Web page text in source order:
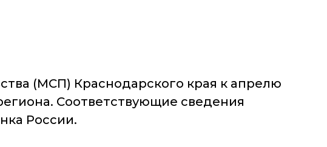
(МСП) Краснодарского края к апрелю
Соответствующие сведения
России.